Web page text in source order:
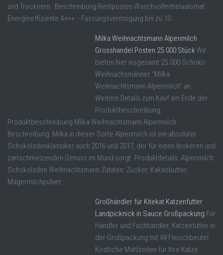
und Trocknern Beschreibung Restposten Waschvollmittelautomat:
Energieeffiziente A+++ - Fassungsvermögung bis zu 10 ...
Milka Weihnachtsmann Alpenmilch
Grosshandel Posten 25.000 Stück Wir
bieten hier insgesamt 25.000 Schoko
Weihnachsmänner "Milka
Weihnachtsmann Alpenmilch" an.
Weitere Details zum Kauf am Ende der
Produktbeschreibung.
Produktbeschreibung Milka Weihnachtsmann Alpenmilch:
Beschreibung: Milka in dieser Sorte Alpenmilch ist ein absoluter
Schokoladenklassiker auch 2016 und 2017, der für einen leckeren und
zartschmelzenden Genuss im Mund sorgt. Produktdetails: Alpenmilch
Schokoladen Weihnachtsmann Zutaten: Zucker, Kakaobutter,
Magermilchpulver ...
Großhändler für Kitekat Katzenfutter
Landpicknick in Sauce Großpackung Für
Händler und Fachhändler, Katzenfutter in
der Großpackung mit 48 Fleischbeutel.
Köstliche Mahlzeiten für Ihre Katze